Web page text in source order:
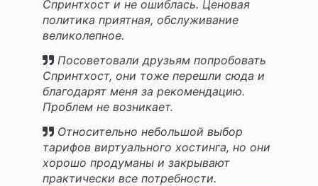
Спринтхост и не ошиблась. Ценовая
политика приятная, обслуживание
великолепное.
Посоветовали друзьям попробовать
Спринтхост, они тоже перешли сюда и
благодарят меня за рекомендацию.
Проблем не возникает.
Относительно небольшой выбор
тарифов виртуального хостинга, но они
хорошо продуманы и закрывают
практически все потребности.